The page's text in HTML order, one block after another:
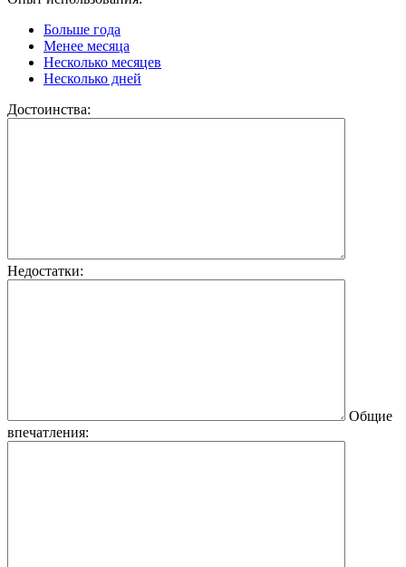
Больше года
Менее месяца
Несколько месяцев
Несколько дней
Достоинства:
Недостатки:
Общие
впечатления: